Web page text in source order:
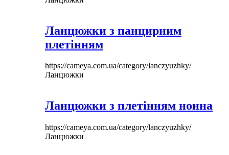
Ланцюжки з панцирним
плетінням
https://cameya.com.ua/category/lanczyuzhky/
Ланцюжки
Ланцюжки з плетінням нонна
https://cameya.com.ua/category/lanczyuzhky/
Ланцюжки